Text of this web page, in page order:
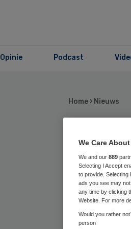
Opinie Podcast
Home › Nieuws
We Care
We and our 889
Selecting I Accept
to provide. Selecting
ads you see may
any time by clicking
Website. For more
Would you rather
person